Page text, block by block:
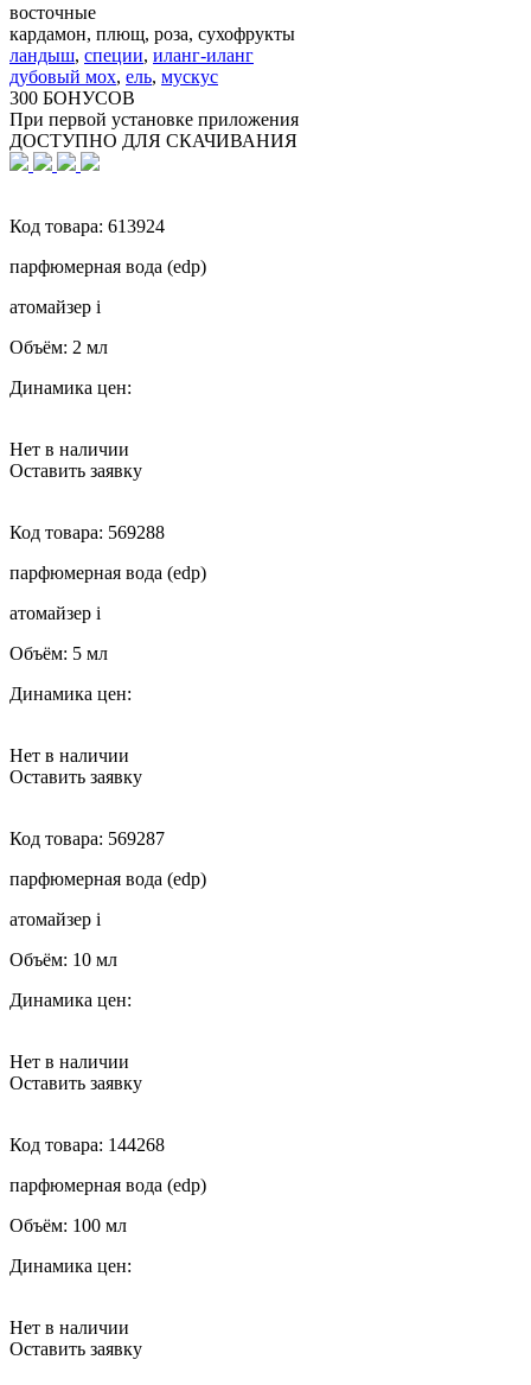
восточные
кардамон, плющ, роза, сухофрукты
ландыш, специи, иланг-иланг
дубовый мох, ель, мускус
300 БОНУСОВ
При первой установке приложения
ДОСТУПНО ДЛЯ СКАЧИВАНИЯ
Код товара: 613924
парфюмерная вода (edp)
атомайзер i
Объём: 2 мл
Динамика цен:
Нет в наличии
Оставить заявку
Код товара: 569288
парфюмерная вода (edp)
атомайзер i
Объём: 5 мл
Динамика цен:
Нет в наличии
Оставить заявку
Код товара: 569287
парфюмерная вода (edp)
атомайзер i
Объём: 10 мл
Динамика цен:
Нет в наличии
Оставить заявку
Код товара: 144268
парфюмерная вода (edp)
Объём: 100 мл
Динамика цен:
Нет в наличии
Оставить заявку